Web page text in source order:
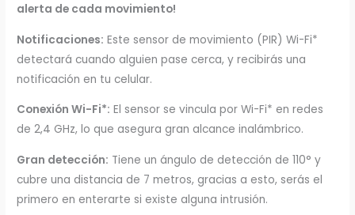
alerta de cada movimiento!
Notificaciones: Este sensor de movimiento (PIR) Wi-Fi*
detectará cuando alguien pase cerca, y recibirás una
notificación en tu celular.
Conexión Wi-Fi*: El sensor se vincula por Wi-Fi* en redes
de 2,4 GHz, lo que asegura gran alcance inalámbrico.
Gran detección: Tiene un ángulo de detección de 110° y
cubre una distancia de 7 metros, gracias a esto, serás el
primero en enterarte si existe alguna intrusión.